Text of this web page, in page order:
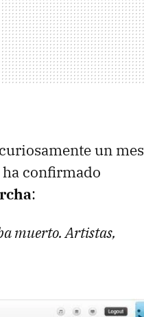
curiosamente un mes
ha confirmado
:
muerto. Artistas,